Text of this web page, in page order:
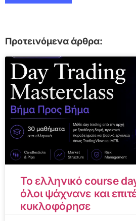
Προτεινόμενα άρθρα:
Το ελληνικό course
όλοι ψάχνανε και
κυκλοφόρησε